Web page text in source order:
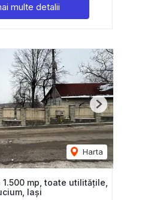
multe detalii
Harta
Next
mp, toate utilitățile,
Iași